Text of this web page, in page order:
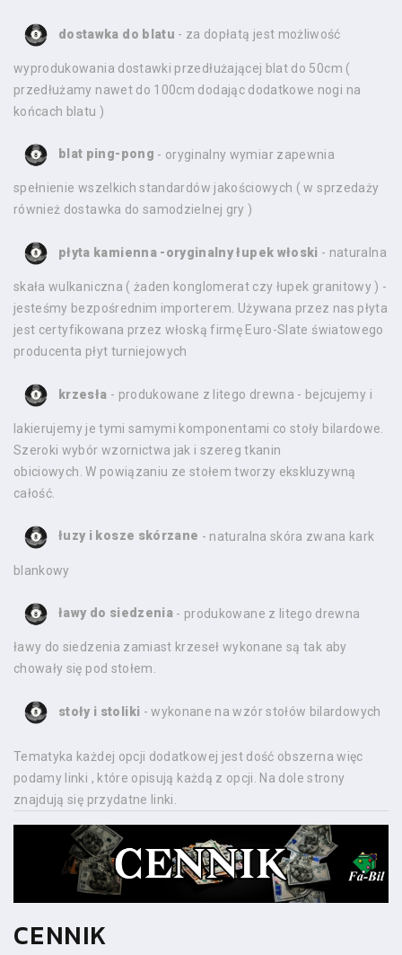
dostawka do blatu - za dopłatą jest możliwość
wyprodukowania dostawki przedłużającej blat do 50cm (
przedłużamy nawet do 100cm dodając dodatkowe nogi na
końcach blatu )
blat ping-pong - oryginalny wymiar zapewnia
spełnienie wszelkich standardów jakościowych ( w sprzedaży
również dostawka do samodzielnej gry )
płyta kamienna -oryginalny łupek włoski - naturalna
skała wulkaniczna ( żaden konglomerat czy łupek granitowy ) -
jesteśmy bezpośrednim importerem. Używana przez nas płyta
jest certyfikowana przez włoską firmę Euro-Slate światowego
producenta płyt turniejowych
krzesła - produkowane z litego drewna - bejcujemy i
lakierujemy je tymi samymi komponentami co stoły bilardowe.
Szeroki wybór wzornictwa jak i szereg tkanin
obiciowych. W powiązaniu ze stołem tworzy ekskluzywną
całość.
łuzy i kosze skórzane - naturalna skóra zwana kark
blankowy
ławy do siedzenia - produkowane z litego drewna
ławy do siedzenia zamiast krzeseł wykonane są tak aby
chowały się pod stołem.
stoły i stoliki - wykonane na wzór stołów bilardowych
Tematyka każdej opcji dodatkowej jest dość obszerna więc
podamy linki , które opisują każdą z opcji. Na dole strony
znajdują się przydatne linki.
CENNIK